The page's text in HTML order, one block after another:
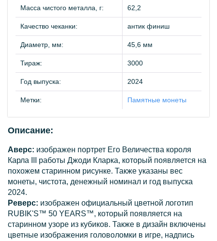
Масса чистого металла, г: 62,2
Качество чеканки: антик финиш
Диаметр, мм: 45,6 мм
Тираж: 3000
Год выпуска: 2024
Метки: Памятные монеты
Описание:
Аверс: изображен портрет Его Величества короля
Карла III работы Джоди Кларка, который появляется на
похожем старинном рисунке. Также указаны вес
монеты, чистота, денежный номинал и год выпуска
2024.
Реверс: изображен официальный цветной логотип
RUBIK'S™ 50 YEARS™, который появляется на
старинном узоре из кубиков. Также в дизайн включены
цветные изображения головоломки в игре, надпись